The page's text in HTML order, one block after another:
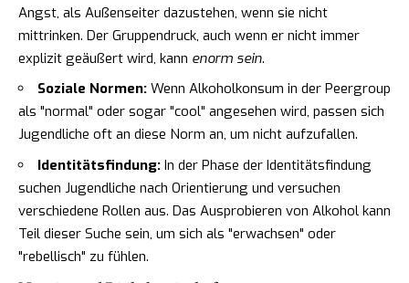
Angst, als Außenseiter dazustehen, wenn sie nicht
mittrinken. Der Gruppendruck, auch wenn er nicht immer
explizit geäußert wird, kann enorm sein.
Soziale Normen: Wenn Alkoholkonsum in der Peergroup
als "normal" oder sogar "cool" angesehen wird, passen sich
Jugendliche oft an diese Norm an, um nicht aufzufallen.
Identitätsfindung: In der Phase der Identitätsfindung
suchen Jugendliche nach Orientierung und versuchen
verschiedene Rollen aus. Das Ausprobieren von Alkohol kann
Teil dieser Suche sein, um sich als "erwachsen" oder
"rebellisch" zu fühlen.